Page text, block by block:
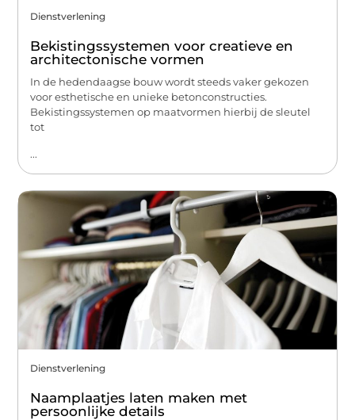
Dienstverlening
Bekistingssystemen voor creatieve en
architectonische vormen
In de hedendaagse bouw wordt steeds vaker gekozen
voor esthetische en unieke betonconstructies.
Bekistingssystemen op maatvormen hierbij de sleutel
tot
...
Dienstverlening
Naamplaatjes laten maken met
persoonlijke details